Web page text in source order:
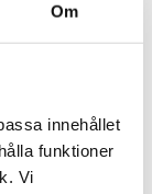
Om
innehållet
funktioner
Vi